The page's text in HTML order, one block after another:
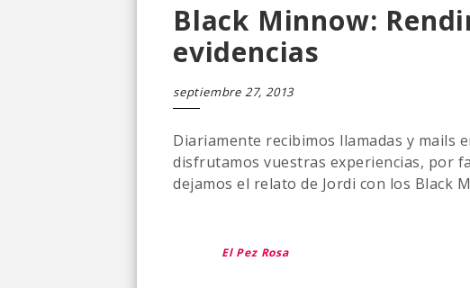
Black Minnow:
evidencias
septiembre 27, 2013
Diariamente recibimos llamadas y mails
disfrutamos vuestras experiencias, por
dejamos el relato de Jordi con los Black
El Pez Rosa